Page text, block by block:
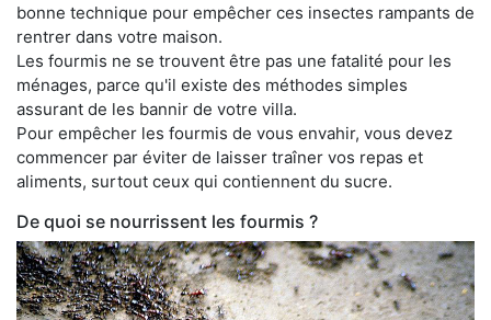
bonne technique pour empêcher ces insectes rampants de
rentrer dans votre maison.
Les fourmis ne se trouvent être pas une fatalité pour les
ménages, parce qu'il existe des méthodes simples
assurant de les bannir de votre villa.
Pour empêcher les fourmis de vous envahir, vous devez
commencer par éviter de laisser traîner vos repas et
aliments, surtout ceux qui contiennent du sucre.
De quoi se nourrissent les fourmis ?